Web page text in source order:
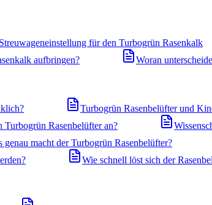
Streuwageneinstellung für den Turbogrün Rasenkalk
aufbringen? Woran
Turbogrün Rasenbelüfter und
Turbogrün Rasenbelüfter an?
genau macht der Turbogrün Rasenbelüfter?
Wie schnell löst sich der